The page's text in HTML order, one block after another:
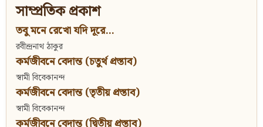
সাম্প্রতিক প্রকাশ
তবু মনে রেখো যদি দূরে...
রবীন্দ্রনাথ ঠাকুর
কর্মজীবনে বেদান্ত (চতুর্থ প্রস্তাব)
স্বামী বিবেকানন্দ
কর্মজীবনে বেদান্ত (তৃতীয় প্রস্তাব)
স্বামী বিবেকানন্দ